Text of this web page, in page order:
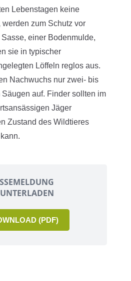
Lebenstagen keine
zum Schutz vor
einer Bodenmulde,
sie in typischer
Löffeln reglos aus.
Nachwuchs nur zwei- bis
auf. Finder sollten im
Jäger
Zustand des Wildtieres
(PDF)